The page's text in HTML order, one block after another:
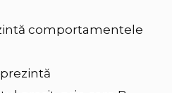
comportamentele